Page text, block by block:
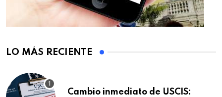
LO MÁS RECIENTE
Cambio inmediato de USCIS: